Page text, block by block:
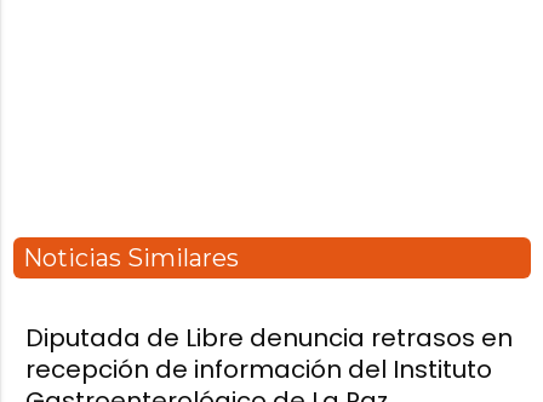
Noticias Similares
Diputada de Libre denuncia retrasos en
recepción de información del Instituto